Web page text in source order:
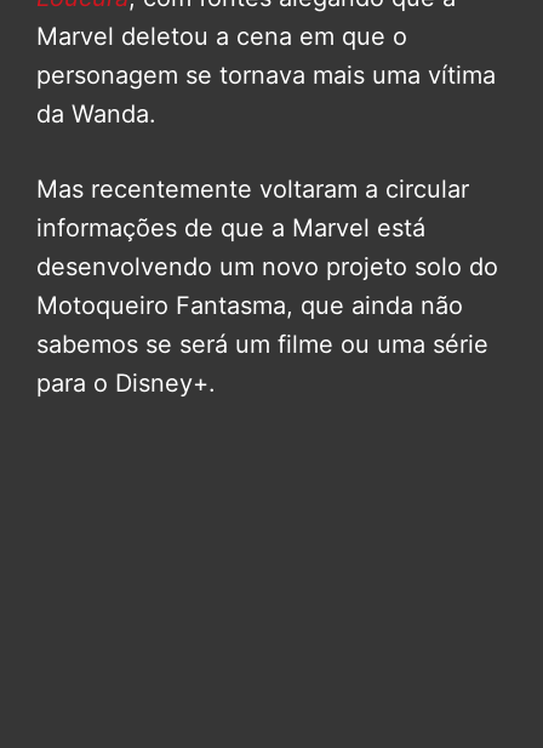
Marvel deletou a cena em que o
personagem se tornava mais uma vítima
da Wanda.
Mas recentemente voltaram a circular
informações de que a Marvel está
desenvolvendo um novo projeto solo do
Motoqueiro Fantasma, que ainda não
sabemos se será um filme ou uma série
para o Disney+.